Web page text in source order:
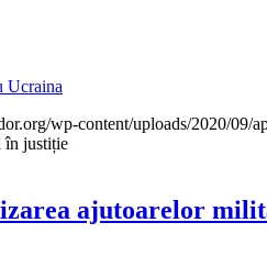
Ucraina
wp-content/uploads/2020/09/
în justiție
ajutoarelor